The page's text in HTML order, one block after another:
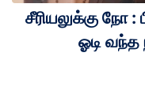
சீரியலுக்கு நோ
ஓடி வந்த